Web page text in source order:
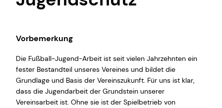
Vorbemerkung
Die Fußball-Jugend-Arbeit ist seit vielen Jahrzehnten ein
fester Bestandteil unseres Vereines und bildet die
Grundlage und Basis der Vereinszukunft. Für uns ist klar,
dass die Jugendarbeit der Grundstein unserer
Vereinsarbeit ist. Ohne sie ist der Spielbetrieb von